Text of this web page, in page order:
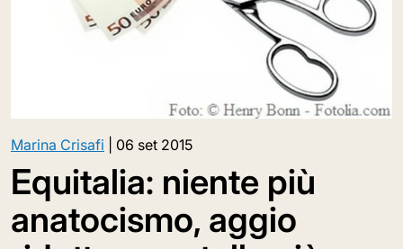
Marina Crisafi 06 set 2015
Equitalia: niente più
anatocismo, aggio